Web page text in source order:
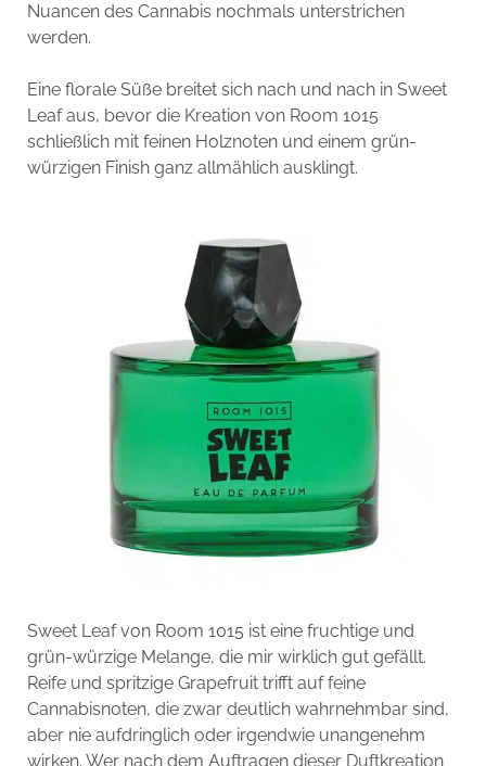
Nuancen des Cannabis nochmals unterstrichen
werden.
Eine florale Süße breitet sich nach und nach in Sweet
Leaf aus, bevor die Kreation von Room 1015
schließlich mit feinen Holznoten und einem grün-
würzigen Finish ganz allmählich ausklingt.
Sweet Leaf von Room 1015 ist eine fruchtige und
grün-würzige Melange, die mir wirklich gut gefällt.
Reife und spritzige Grapefruit trifft auf feine
Cannabisnoten, die zwar deutlich wahrnehmbar sind,
aber nie aufdringlich oder irgendwie unangenehm
wirken. Wer nach dem Auftragen dieser Duftkreation